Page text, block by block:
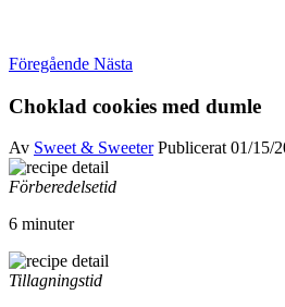
Föregående Nästa
Choklad cookies med dumle
Av Sweet & Sweeter Publicerat 01/15/
Förberedelsetid
6 minuter
Tillagningstid